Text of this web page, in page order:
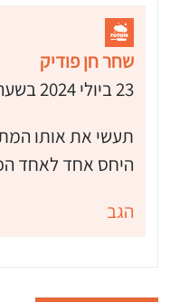
שחר חן פודיק
23 ביולי 2024 בשעה 19:51
תעשי את אותו
היחס אחד לאחד
הגב